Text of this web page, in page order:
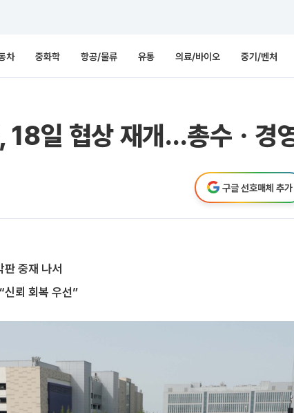
차 중화학 항공/물류 유통 의료/바이오 중기/벤처
일 협상 재개…총수ㆍ경
구글 선호매체 추가
중재 나서
신뢰 회복 우선”